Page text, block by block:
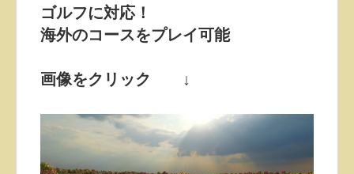
ゴルフに対応！
海外のコースをプレイ可能
画像をクリック ↓